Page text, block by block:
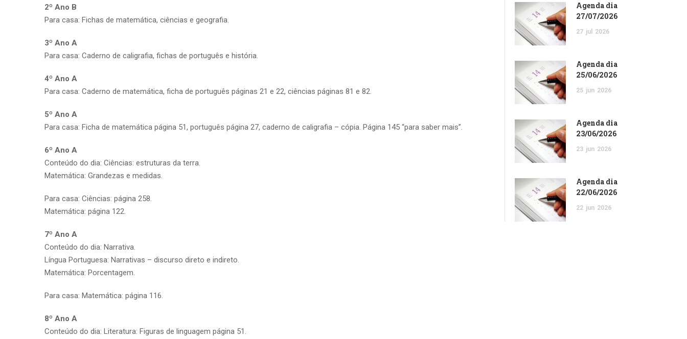
2º Ano B
Para casa: Fichas de matemática, ciências e geografia.
3º Ano A
Para casa: Caderno de caligrafia, fichas de português e história.
4º Ano A
Para casa: Caderno de matemática, ficha de português páginas 21 e 22, ciências páginas 81 e 82.
5º Ano A
Para casa: Ficha de matemática página 51, português página 27, caderno de caligrafia – cópia. Página 145 “para saber mais”.
6º Ano A
Conteúdo do dia: Ciências: estruturas da terra.
Matemática: Grandezas e medidas.
Para casa: Ciências: página 258.
Matemática: página 122.
7º Ano A
Conteúdo do dia: Narrativa.
Língua Portuguesa: Narrativas – discurso direto e indireto.
Matemática: Porcentagem.
Para casa: Matemática: página 116.
8º Ano A
Conteúdo do dia: Literatura: Figuras de linguagem página 51.
Agenda dia
27/07/2026
27 jul 2026
Agenda dia
25/06/2026
25 jun 2026
Agenda dia
23/06/2026
23 jun 2026
Agenda dia
22/06/2026
22 jun 2026